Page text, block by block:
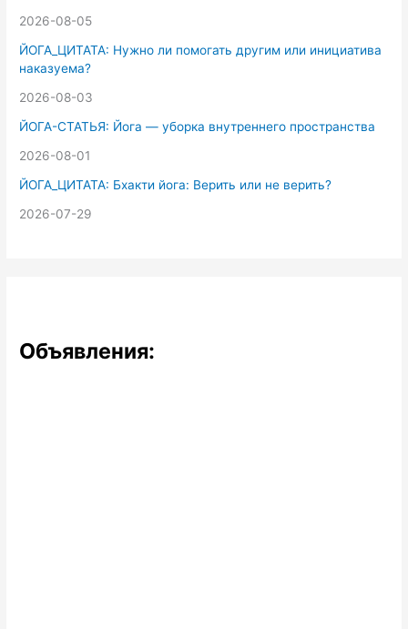
2026-08-05
ЙОГА_ЦИТАТА: Нужно ли помогать другим или инициатива
наказуема?
2026-08-03
ЙОГА-СТАТЬЯ: Йога — уборка внутреннего пространства
2026-08-01
ЙОГА_ЦИТАТА: Бхакти йога: Верить или не верить?
2026-07-29
Объявления: